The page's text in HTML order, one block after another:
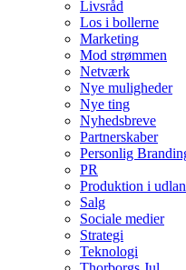
Livsråd
Los i bollerne
Marketing
Mod strømmen
Netværk
Nye muligheder
Nye ting
Nyhedsbreve
Partnerskaber
Personlig
PR
Produktion i
Salg
Sociale medier
Strategi
Teknologi